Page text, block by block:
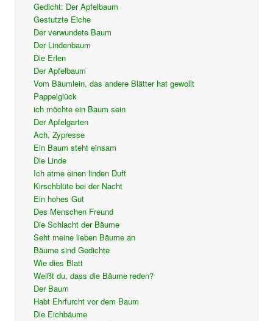
Gedicht: Der Apfelbaum
Gestutzte Eiche
Der verwundete Baum
Der Lindenbaum
Die Erlen
Der Apfelbaum
Vom Bäumlein, das andere Blätter hat gewollt
Pappelglück
ich möchte ein Baum sein
Der Apfelgarten
Ach, Zypresse
Ein Baum steht einsam
Die Linde
Ich atme einen linden Duft
Kirschblüte bei der Nacht
Ein hohes Gut
Des Menschen Freund
Die Schlacht der Bäume
Seht meine lieben Bäume an
Bäume sind Gedichte
Wie dies Blatt
Weißt du, dass die Bäume reden?
Der Baum
Habt Ehrfurcht vor dem Baum
Die Eichbäume